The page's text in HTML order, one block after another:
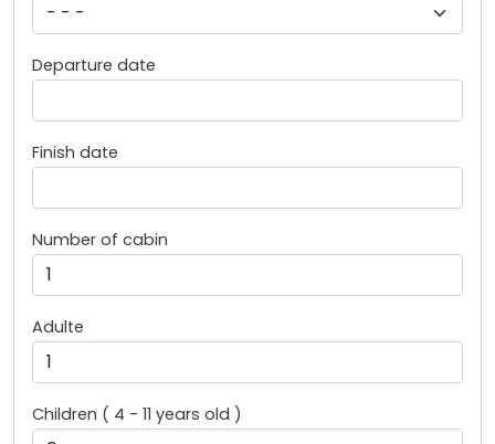
Departure date
Finish date
Number of cabin
Adulte
Children ( 4 - 11 years old )